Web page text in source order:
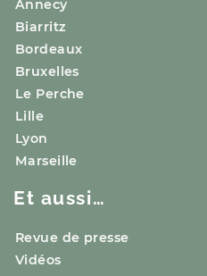
Annecy
Biarritz
Bordeaux
Bruxelles
Le Perche
Lille
Lyon
Marseille
Et aussi…
Revue de presse
Vidéos